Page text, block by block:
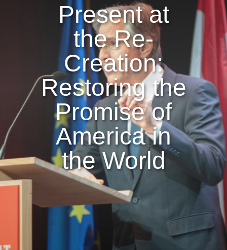
Present at
the Re-
Creation:
Restoring the
Promise of
America in
the World